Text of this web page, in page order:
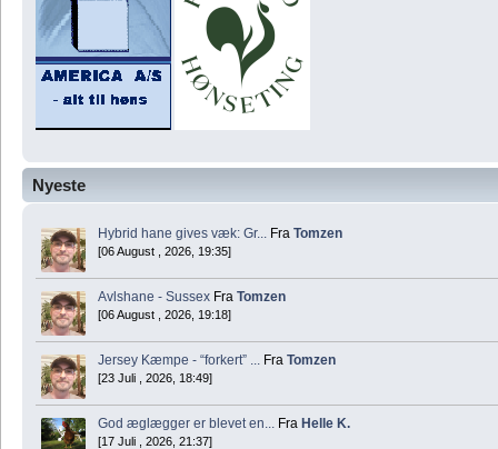
Nyeste
Hybrid hane gives væk: Gr... Fra Tomzen
[06 August , 2026, 19:35]
Avlshane - Sussex Fra Tomzen
[06 August , 2026, 19:18]
Jersey Kæmpe - “forkert” ... Fra Tomzen
[23 Juli , 2026, 18:49]
God æglægger er blevet en... Fra Helle K.
[17 Juli , 2026, 21:37]